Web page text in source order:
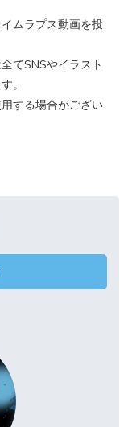
ムラプス動画を投
てSNSやイラスト
。
する場合がござい